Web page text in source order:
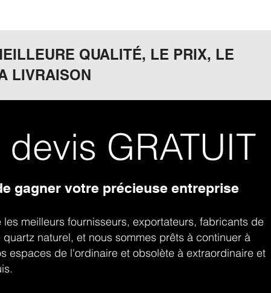
QUALITÉ, LE PRIX, LE
LIVRAISON
GRATUIT
gagner votre précieuse entreprise
meilleurs fournisseurs, exportateurs, fabricants de
naturel, et nous sommes prêts à continuer à
espaces de l'ordinaire et obsolète à extraordinaire et